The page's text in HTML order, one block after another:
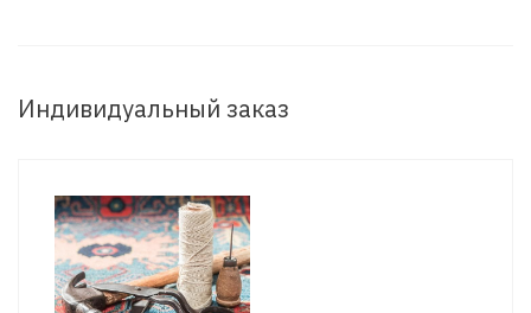
Индивидуальный заказ